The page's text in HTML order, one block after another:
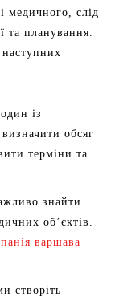
медичного, слід
та планування.
із
обсяг
терміни та
знайти
об’єктів.
варшава
створіть